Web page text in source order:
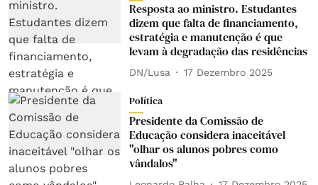
Resposta ao ministro. Estudantes
dizem que falta de financiamento,
estratégia e manutenção é que
levam à degradação das residências
DN/Lusa 17 Dezembro 2025
Política
Presidente da Comissão de
Educação considera inaceitável
"olhar os alunos pobres como
vândalos"